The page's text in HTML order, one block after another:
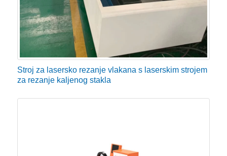
glatka i brzina je vrlo velika.
Snaga lasera
Na primjer, ako većina tvornice treba rezati metalne
ploče ispod 6 mm, nema potrebe za kupnjom CNC
Stroj za lasersko rezanje vlakana s laserskim strojem
za rezanje kaljenog stakla